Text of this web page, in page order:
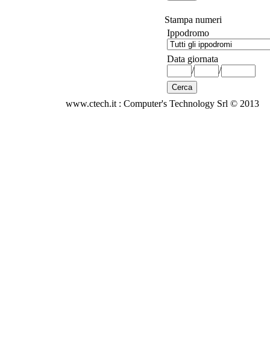
Stampa numeri
Ippodromo
Data giornata
/
/
www.ctech.it : Computer's Technology Srl © 2013